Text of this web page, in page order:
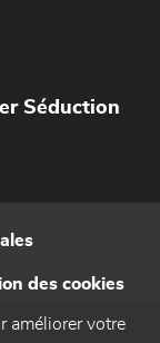
Séduction
des cookies
améliorer votre